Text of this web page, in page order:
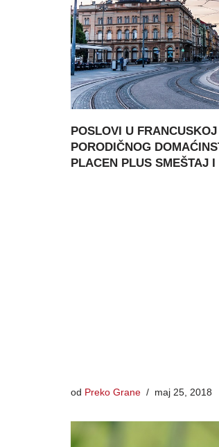
POSLOVI U
PORODIČNOG
PLACEN PLUS SMEŠTAJ
od Preko Grane maj 25, 2018